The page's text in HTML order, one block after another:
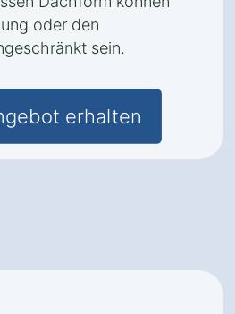
oder den
sein.
erhalten